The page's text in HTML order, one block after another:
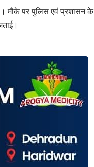
मौके पर पुलिस एवं प्रशासन के